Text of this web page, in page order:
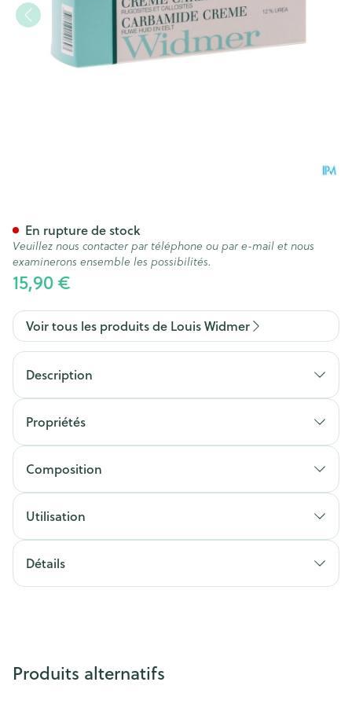
15,90 €
En rupture de stock
Veuillez nous contacter par téléphone ou par e-mail et nous
examinerons ensemble les possibilités.
Voir tous les produits de Louis Widmer
Description
Propriétés
Composition
Utilisation
Détails
Produits alternatifs